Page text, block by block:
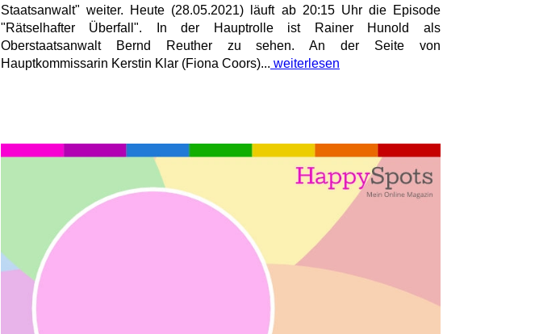
Staatsanwalt" weiter. Heute (28.05.2021) läuft ab 20:15 Uhr die Episode
"Rätselhafter Überfall". In der Hauptrolle ist Rainer Hunold als
Oberstaatsanwalt Bernd Reuther zu sehen. An der Seite von
Hauptkommissarin Kerstin Klar (Fiona Coors)... weiterlesen